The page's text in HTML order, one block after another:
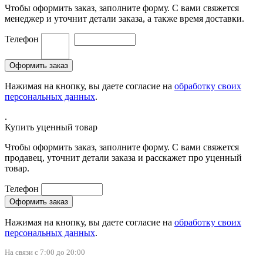
Чтобы оформить заказ, заполните форму. С вами свяжется
менеджер и уточнит детали заказа, а также время доставки.
Телефон
Нажимая на кнопку, вы даете согласие на обработку своих
персональных данных.
.
Купить уценный товар
Чтобы оформить заказ, заполните форму. С вами свяжется
продавец, уточнит детали заказа и расскажет про уценный
товар.
Телефон
Нажимая на кнопку, вы даете согласие на обработку своих
персональных данных.
На связи с 7:00 до 20:00